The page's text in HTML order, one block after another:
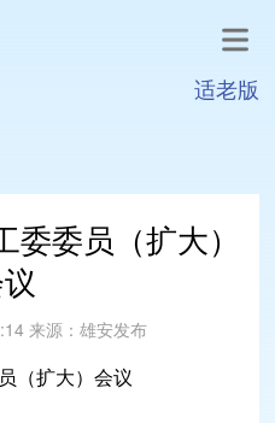
适老版
委员（扩大）
来源： 雄安发布
扩大）会议